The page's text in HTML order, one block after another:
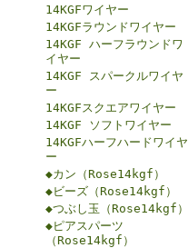
14KGFワイヤー
14KGFラウンドワイヤー
14KGF ハーフラウンドワ
イヤー
14KGF スパークルワイヤ
ー
14KGFスクエアワイヤー
14KGF ソフトワイヤー
14KGFハーフハードワイヤ
ー
◆カン（Rose14kgf）
◆ビーズ（Rose14kgf）
◆つぶし玉（Rose14kgf）
◆ピアスパーツ
（Rose14kgf）